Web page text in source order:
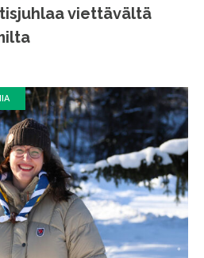
viettävältä